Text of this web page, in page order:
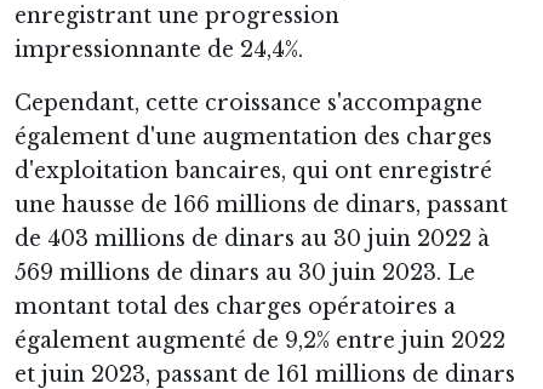
enregistrant une progression
impressionnante de 24,4%.
Cependant, cette croissance s'accompagne
également d'une augmentation des charges
d'exploitation bancaires, qui ont enregistré
une hausse de 166 millions de dinars, passant
de 403 millions de dinars au 30 juin 2022 à
569 millions de dinars au 30 juin 2023. Le
montant total des charges opératoires a
également augmenté de 9,2% entre juin 2022
et juin 2023, passant de 161 millions de dinars